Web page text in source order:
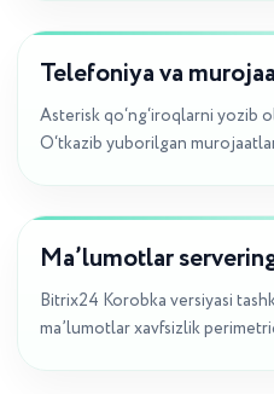
Telefoniya va
Asterisk qo‘ng‘iroqlarni yozib
O‘tkazib yuborilgan
Ma’lumotlar
Bitrix24 Korobka versiyasi
ma’lumotlar xavfsizlik